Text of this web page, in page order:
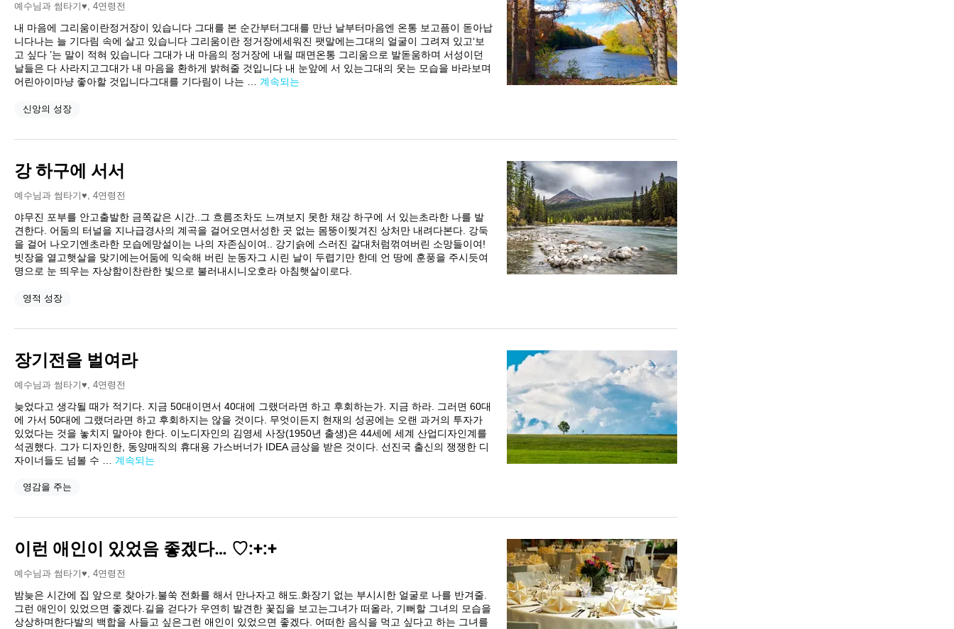
예수님과 썸타기♥, 4연령전
내 마음에 그리움이란정거장이 있습니다 그대를 본 순간부터그대를 만난 날부터마음엔 온통 보고픔이 돋아납
니다나는 늘 기다림 속에 살고 있습니다 그리움이란 정거장에세워진 팻말에는그대의 얼굴이 그려져 있고‘보
고 싶다 ’는 말이 적혀 있습니다 그대가 내 마음의 정거장에 내릴 때면온통 그리움으로 발돋움하며 서성이던
날들은 다 사라지고그대가 내 마음을 환하게 밝혀줄 것입니다 내 눈앞에 서 있는그대의 웃는 모습을 바라보며
어린아이마냥 좋아할 것입니다그대를 기다림이 나는 … 계속되는
신앙의 성장
강 하구에 서서
예수님과 썸타기♥ 4연령전
야무진 포부를 안고출발한 금쪽같은 시간..그 흐름조차도 느껴보지 못한 채강 하구에 서 있는초라한 나를 발
견한다. 어둠의 터널을 지나급경사의 계곡을 걸어오면서성한 곳 없는 몸뚱이찢겨진 상처만 내려다본다. 강둑
을 걸어 나오기엔초라한 모습에망설이는 나의 자존심이여.. 강기슭에 스러진 갈대처럼꺾여버린 소망들이여!
빗장을 열고햇살을 맞기에는어둠에 익숙해 버린 눈동자그 시린 날이 두렵기만 한데 언 땅에 훈풍을 주시듯여
명으로 눈 띄우는 자상함이찬란한 빛으로 불러내시니오호라 아침햇살이로다.
영적 성장
장기전을 벌여라
예수님과 썸타기♥ 4연령전
늦었다고 생각될 때가 적기다. 지금 50대이면서 40대에 그랬더라면 하고 후회하는가. 지금 하라. 그러면 60대
에 가서 50대에 그랬더라면 하고 후회하지는 않을 것이다. 무엇이든지 현재의 성공에는 오랜 과거의 투자가
있었다는 것을 놓치지 말아야 한다. 이노디자인의 김영세 사장(1950년 출생)은 44세에 세계 산업디자인계를
석권했다. 그가 디자인한, 동양매직의 휴대용 가스버너가 IDEA 금상을 받은 것이다. 선진국 출신의 쟁쟁한 디
자이너들도 넘볼 수 … 계속되는
영감을 주는
이런 애인이 있었음 좋겠다… ♡:+:+
예수님과 썸타기♥, 4연령전
밤늦은 시간에 집 앞으로 찾아가.불쑥 전화를 해서 만나자고 해도.화장기 없는 부시시한 얼굴로 나를 반겨줄.
그런 애인이 있었으면 좋겠다.길을 걷다가 우연히 발견한 꽃집을 보고는그녀가 떠올라, 기뻐할 그녀의 모습을
상상하며한다발의 백합을 사들고 싶은그런 애인이 있었으면 좋겠다. 어떠한 음식을 먹고 싶다고 하는 그녀를